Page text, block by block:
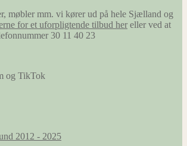
møbler mm. vi kører ud på hele Sjælland og
for et uforpligtende tilbud her eller ved at
30 11 40 23
og TikTok
2012 - 2025